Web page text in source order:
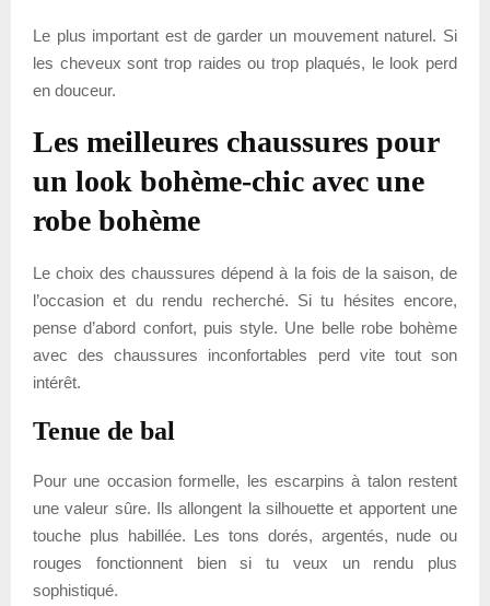
Le plus important est de garder un mouvement naturel. Si
les cheveux sont trop raides ou trop plaqués, le look perd
en douceur.
Les meilleures chaussures pour
un look bohème-chic avec une
robe bohème
Le choix des chaussures dépend à la fois de la saison, de
l’occasion et du rendu recherché. Si tu hésites encore,
pense d’abord confort, puis style. Une belle robe bohème
avec des chaussures inconfortables perd vite tout son
intérêt.
Tenue de bal
Pour une occasion formelle, les escarpins à talon restent
une valeur sûre. Ils allongent la silhouette et apportent une
touche plus habillée. Les tons dorés, argentés, nude ou
rouges fonctionnent bien si tu veux un rendu plus
sophistiqué.